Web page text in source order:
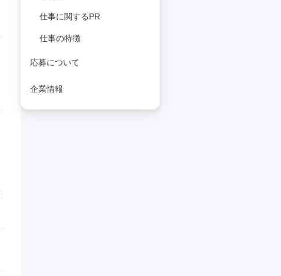
仕事に関するPR
仕事の特徴
応募について
企業情報